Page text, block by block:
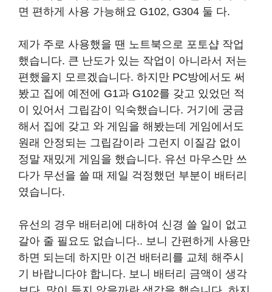
면 편하게 사용 가능해요 G102, G304 둘 다.
제가 주로 사용했을 땐 노트북으로 포토샵 작업
했습니다. 큰 난도가 있는 작업이 아니라서 저는
편했을지 모르겠습니다. 하지만 PC방에서도 써
봤고 집에 예전에 G1과 G102를 갖고 있었던 적
이 있어서 그립감이 익숙했습니다. 거기에 궁금
해서 집에 갖고 와 게임을 해봤는데 게임에서도
원래 안정되는 그립감이라 그런지 이질감 없이
정말 재밌게 게임을 했습니다. 유선 마우스만 쓰
다가 무선을 쓸 때 제일 걱정했던 부분이 배터리
였습니다.
유선의 경우 배터리에 대하여 신경 쓸 일이 없고
갈아 줄 필요도 없습니다.. 보니 간편하게 사용만
하면 되는데 하지만 이건 배터리를 교체 해주시
기 바랍니다야 합니다. 보니 배터리 금액이 생각